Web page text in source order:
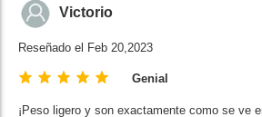
Victorio
Reseñado el Feb 20,2023
Genial
¡Peso ligero y son exactamente como se ve